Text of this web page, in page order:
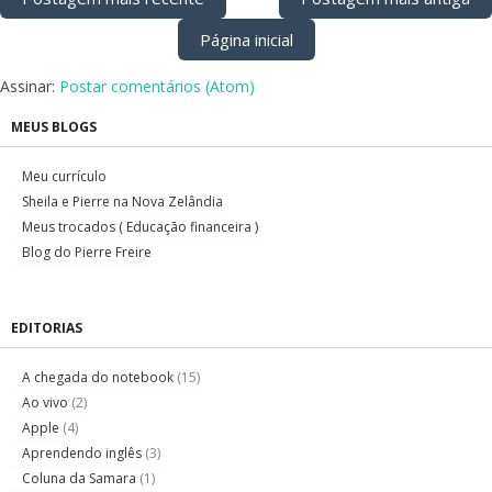
Página inicial
Assinar: Postar comentários (Atom)
MEUS BLOGS
Meu currículo
Sheila e Pierre na Nova Zelândia
Meus trocados ( Educação financeira )
Blog do Pierre Freire
EDITORIAS
A chegada do notebook (15)
Ao vivo (2)
Apple (4)
Aprendendo inglês (3)
Coluna da Samara (1)